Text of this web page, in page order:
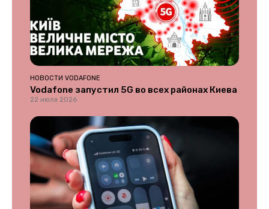
НОВОСТИ VODAFONE
Vodafone запустил 5G во всех районах Киева
22 июля 2026